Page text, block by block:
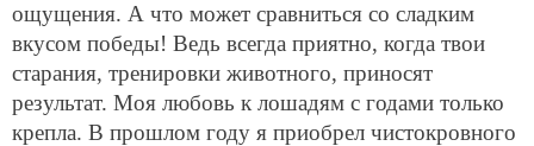
ощущения. А что может сравниться со сладким
вкусом победы! Ведь всегда приятно, когда твои
старания, тренировки животного, приносят
результат. Моя любовь к лошадям с годами только
крепла. В прошлом году я приобрел чистокровного